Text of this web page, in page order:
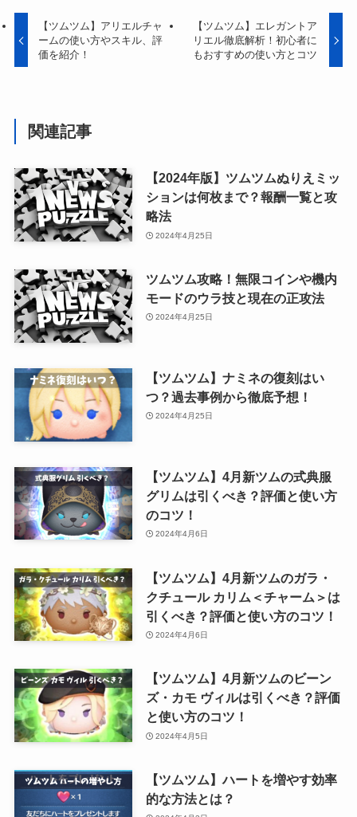
【ツムツム】アリエルチャ
ームの使い方やスキル、評
価を紹介！
【ツムツム】エレガントア
リエル徹底解析！初心者に
もおすすめの使い方とコツ
関連記事
【2024年版】ツムツムぬりえミッ
ションは何枚まで？報酬一覧と攻
略法
2024年4月25日
ツムツム攻略！無限コインや機内
モードのウラ技と現在の正攻法
2024年4月25日
【ツムツム】ナミネの復刻はい
つ？過去事例から徹底予想！
2024年4月25日
【ツムツム】4月新ツムの式典服
グリムは引くべき？評価と使い方
のコツ！
2024年4月6日
【ツムツム】4月新ツムのガラ・
クチュール カリム＜チャーム＞は
引くべき？評価と使い方のコツ！
2024年4月6日
【ツムツム】4月新ツムのビーン
ズ・カモ ヴィルは引くべき？評価
と使い方のコツ！
2024年4月5日
【ツムツム】ハートを増やす効率
的な方法とは？